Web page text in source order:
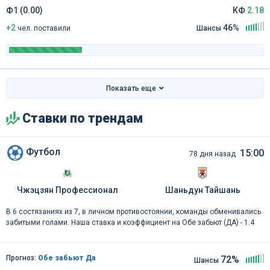
Ф1 (0.00)
+2 чел. поставили
КФ 2.18
Шансы 46%
Показать еще
Ставки по трендам
Футбол 78 дня назад 15:00
Чжэцзян Профессионал Шаньдун Тайшань
В 6 состязаниях из 7, в личном противостоянии, команды обменивались
забитыми голами. Наша ставка и коэффициент на Обе забьют (ДА) - 1.4
Прогноз: Обе забьют Да Шансы 72%